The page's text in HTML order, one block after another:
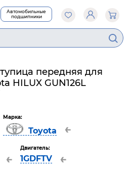
Автомобильные
подшипники
передняя для
HILUX GUN126L
Марка:
Toyota ←
←
Двигатель:
1GDFTV ←